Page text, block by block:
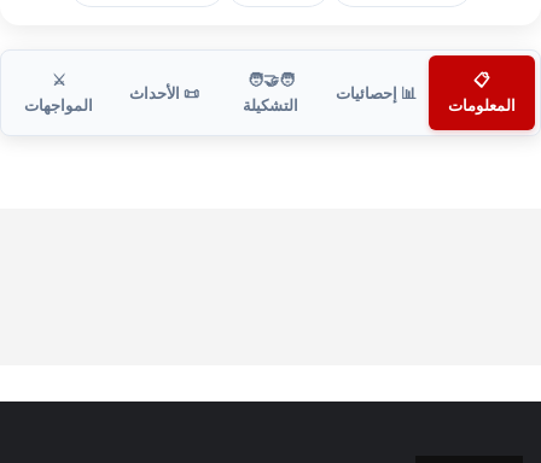
📋
المعلومات
📊 إحصائيات
🧑‍🤝‍🧑
التشكيلة
📜 الأحداث
⚔️
المواجهات